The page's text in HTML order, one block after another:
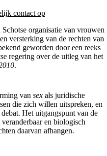
contact op
organisatie van vrouwen
versterking van de rechten van
geworden door een reeks
regering over de uitleg van het
.
van sex als juridische
die zich willen uitspreken, en
Het uitgangspunt van de
en biologisch
daarvan afhangen.